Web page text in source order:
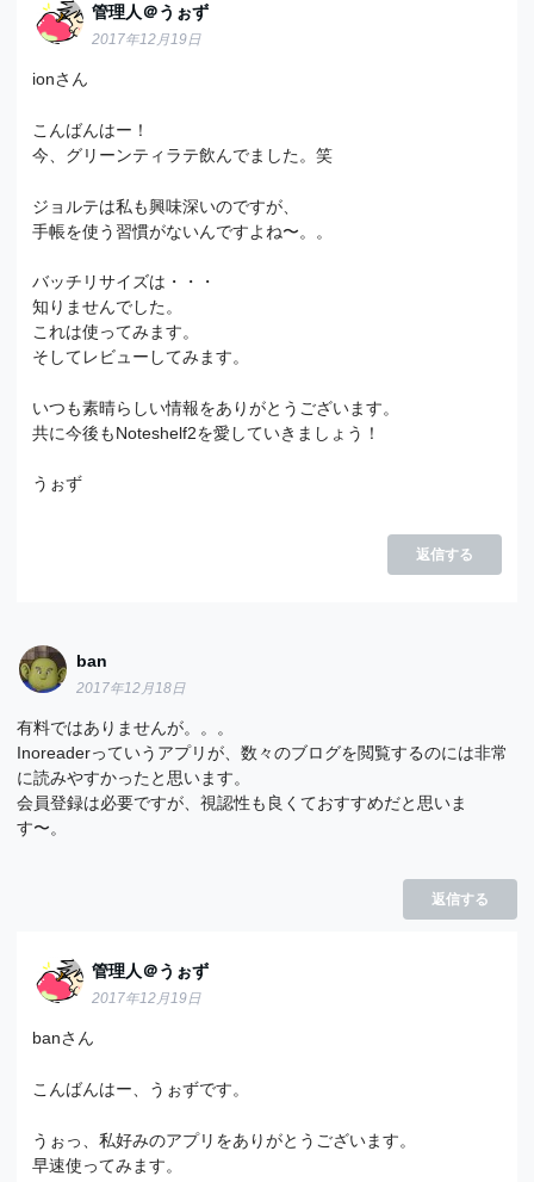
管理人＠うぉず
2017年12月19日
ionさん
こんばんはー！
今、グリーンティラテ飲んでました。笑
ジョルテは私も興味深いのですが、
手帳を使う習慣がないんですよね〜。。
バッチリサイズは・・・
知りませんでした。
これは使ってみます。
そしてレビューしてみます。
いつも素晴らしい情報をありがとうございます。
共に今後もNoteshelf2を愛していきましょう！
うぉず
返信する
ban
2017年12月18日
有料ではありませんが。。。
Inoreaderっていうアプリが、数々のブログを閲覧するのには非常
に読みやすかったと思います。
会員登録は必要ですが、視認性も良くておすすめだと思いま
す〜。
返信する
管理人＠うぉず
2017年12月19日
banさん
こんばんはー、うぉずです。
うぉっ、私好みのアプリをありがとうございます。
早速使ってみます。